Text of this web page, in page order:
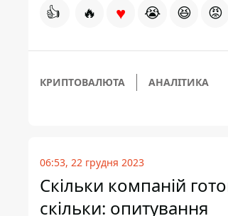
👍 🔥 ♥ 😭 😆 😡
КРИПТОВАЛЮТА АНАЛІТИКА
06:53, 22 грудня 2023
Скільки компаній
скільки: опитування